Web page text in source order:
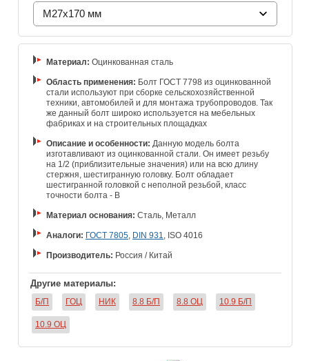
M27x170 мм
Материал: Оцинкованная сталь
Область применения: Болт ГОСТ 7798 из оцинкованной
стали используют при сборке сельскохозяйственной
техники, автомобилей и для монтажа трубопроводов. Так
же данный болт широко используется на мебельных
фабриках и на строительных площадках
Описание и особенности: Данную модель болта
изготавливают из оцинкованной стали. Он имеет резьбу
на 1/2 (приблизительные значения) или на всю длину
стержня, шестигранную головку. Болт обладает
шестигранной головкой с неполной резьбой, класс
точности болта - B
Материал основания: Сталь, Металл
Аналоги: ГОСТ 7805, DIN 931, ISO 4016
Производитель: Россия / Китай
Другие материалы:
Б/П ГОЦ НИК 8.8 Б/П 8.8 ОЦ 10.9 Б/П
10.9 ОЦ